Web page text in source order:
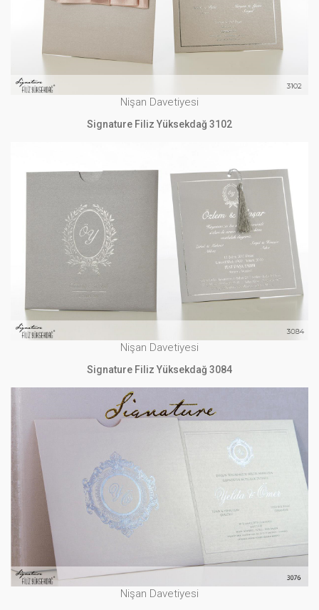
İNCELE
Nişan Davetiyesi
Signature Filiz Yüksekdağ 3102
Nişan Davetiyesi
Signature Filiz Yüksekdağ 3084
İNCELE
Nişan Davetiyesi
Signature Filiz Yüksekdağ 3084
Nişan Davetiyesi
Signature Filiz Yüksekdağ 3076
İNCELE
Nişan Davetiyesi